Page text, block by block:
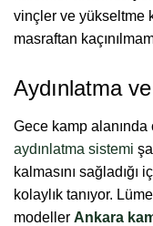
vinçler ve yükseltme
masraftan
Aydınlatma
Gece kamp
aydınlatma sistemi
kalmasını sağladığı
kolaylık tanıyor.
modeller Ankara